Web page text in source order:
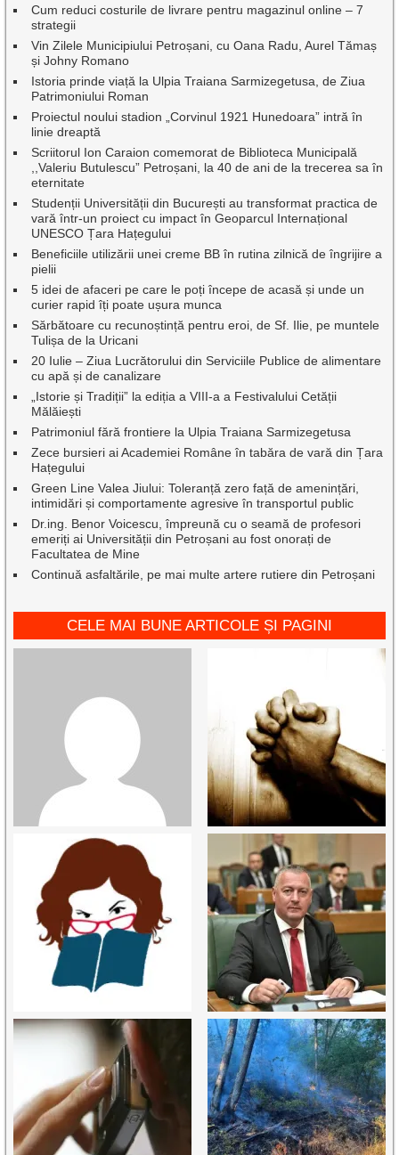
Cum reduci costurile de livrare pentru magazinul online – 7
strategii
Vin Zilele Municipiului Petroșani, cu Oana Radu, Aurel Tămaș
și Johny Romano
Istoria prinde viață la Ulpia Traiana Sarmizegetusa, de Ziua
Patrimoniului Roman
Proiectul noului stadion „Corvinul 1921 Hunedoara” intră în
linie dreaptă
Scriitorul Ion Caraion comemorat de Biblioteca Municipală
,,Valeriu Butulescu” Petroșani, la 40 de ani de la trecerea sa în
eternitate
Studenții Universității din București au transformat practica de
vară într-un proiect cu impact în Geoparcul Internațional
UNESCO Țara Hațegului
Beneficiile utilizării unei creme BB în rutina zilnică de îngrijire a
pielii
5 idei de afaceri pe care le poți începe de acasă și unde un
curier rapid îți poate ușura munca
Sărbătoare cu recunoștință pentru eroi, de Sf. Ilie, pe muntele
Tulișa de la Uricani
20 Iulie – Ziua Lucrătorului din Serviciile Publice de alimentare
cu apă și de canalizare
„Istorie și Tradiții” la ediția a VIII-a a Festivalului Cetății
Mălăiești
Patrimoniul fără frontiere la Ulpia Traiana Sarmizegetusa
Zece bursieri ai Academiei Române în tabăra de vară din Țara
Hațegului
Green Line Valea Jiului: Toleranță zero față de amenințări,
intimidări și comportamente agresive în transportul public
Dr.ing. Benor Voicescu, împreună cu o seamă de profesori
emeriți ai Universității din Petroșani au fost onorați de
Facultatea de Mine
Continuă asfaltările, pe mai multe artere rutiere din Petroșani
CELE MAI BUNE ARTICOLE ȘI PAGINI